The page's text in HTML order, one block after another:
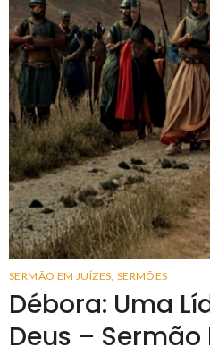
SERMÃO EM JUÍZES, SERMÕES
Débora: Uma
Deus – Sermão